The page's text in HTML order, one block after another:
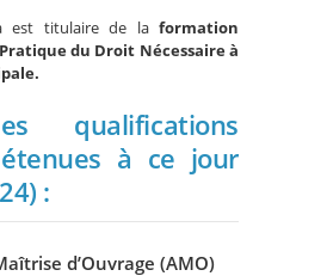
est titulaire de la formation
du Droit Nécessaire à
.
qualifications
à ce jour
:
d’Ouvrage (AMO)